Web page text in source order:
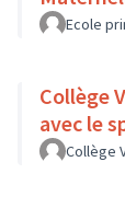
Ecole
Collège Vallée
avec le
Collège